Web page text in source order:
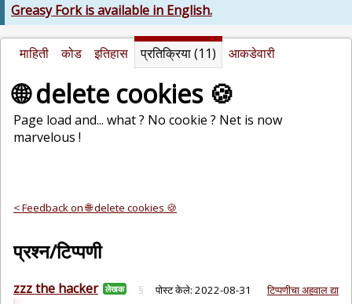
Greasy Fork is available in English.
माहिती कोड इतिहास प्रतिक्रिया (11) आकडेवारी
🌐 delete cookies 🍪
Page load and... what ? No cookie ? Net is now
marvelous !
< Feedback on 🌐 delete cookies 🍪
प्रश्न/टिप्पणी
zzz the hacker लेखक § पोस्ट केले: 2022-08-31 टिप्पणीचा अहवाल द्या